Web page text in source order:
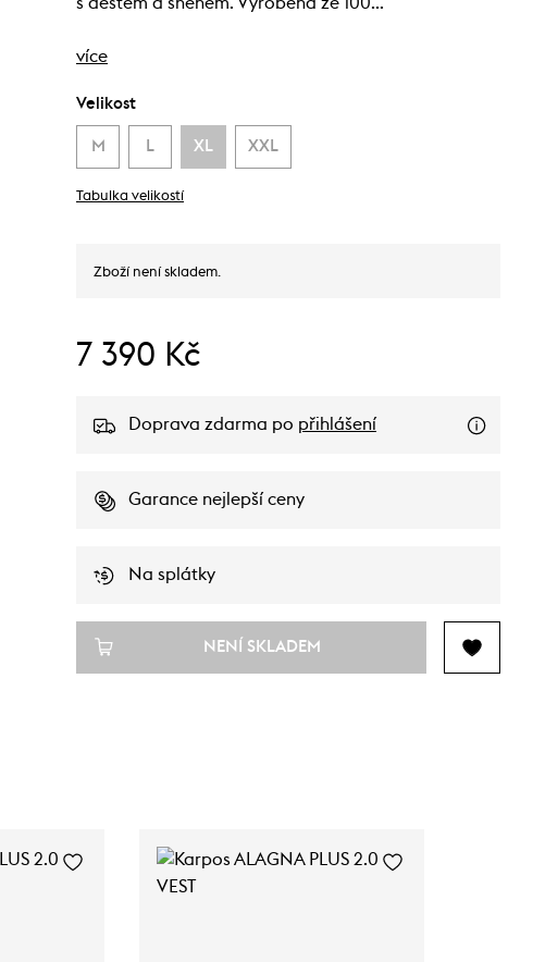
více
Velikost
M L XL XXL
Tabulka velikostí
Zboží není skladem.
7 390 Kč
Doprava zdarma po přihlášení
Garance nejlepší ceny
Na splátky
NENÍ SKLADEM